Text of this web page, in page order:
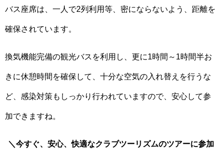
バス座席は、一人で2列利用等、密にならないよう、距離を
確保されています。
換気機能完備の観光バスを利用し、更に1時間～1時間半お
きに休憩時間を確保して、十分な空気の入れ替えを行うな
ど、感染対策もしっかり行われていますので、安心して参
加できますね。
＼今すぐ、安心、快適なクラブツーリズムのツアーに参加